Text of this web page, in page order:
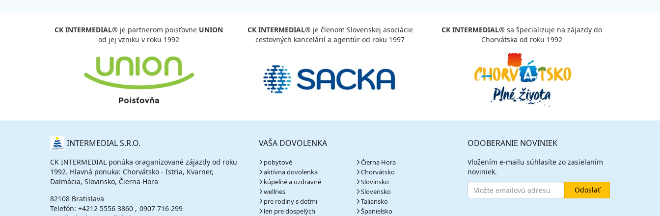
CK INTERMEDIAL® je partnerom poisťovne UNION
od jej vzniku v roku 1992
CK INTERMEDIAL® je členom Slovenskej asociácie
cestovných kancelárií a agentúr od roku 1997
CK INTERMEDIAL® sa špecializuje na zájazdy do
Chorvátska od roku 1992
O
NÁS INTERMEDIAL S.R.O.
CK INTERMEDIAL ponúka oraganizované zájazdy od roku
1992. Hlavná ponuka: Chorvátsko - Istria, Kvarner,
Dalmácia, Slovinsko, Čierna Hora
82108 Bratislava
Telefón: +4212 5556 3860
0907 716 299
VAŠA DOVOLENKA
pobytové
aktívna dovolenka
kúpeľné a ozdravné
wellnes
pre rodiny s deťmi
len pre dospelých
Čierna Hora
Chorvátsko
Slovinsko
Slovensko
Taliansko
Španielsko
ODOBERANIE NOVINIEK
Vložením e-mailu súhlasíte zo zasielaním
noviniek.